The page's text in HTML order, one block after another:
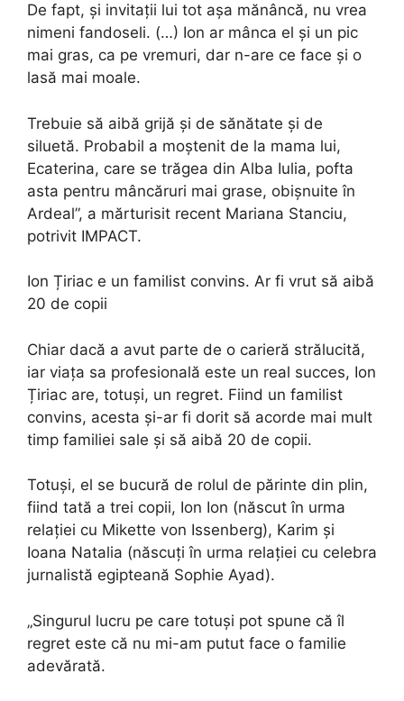
De fapt, şi invitaţii lui tot aşa mănâncă, nu vrea
nimeni fandoseli. (…) Ion ar mânca el şi un pic
mai gras, ca pe vremuri, dar n-are ce face şi o
lasă mai moale.
Trebuie să aibă grijă şi de sănătate şi de
siluetă. Probabil a moştenit de la mama lui,
Ecaterina, care se trăgea din Alba Iulia, pofta
asta pentru mâncăruri mai grase, obişnuite în
Ardeal”, a mărturisit recent Mariana Stanciu,
potrivit IMPACT.
Ion Țiriac e un familist convins. Ar fi vrut să aibă
20 de copii
Chiar dacă a avut parte de o carieră strălucită,
iar viața sa profesională este un real succes, Ion
Țiriac are, totuși, un regret. Fiind un familist
convins, acesta și-ar fi dorit să acorde mai mult
timp familiei sale și să aibă 20 de copii.
Totuși, el se bucură de rolul de părinte din plin,
fiind tată a trei copii, Ion Ion (născut în urma
relației cu Mikette von Issenberg), Karim și
Ioana Natalia (născuți în urma relației cu celebra
jurnalistă egipteană Sophie Ayad).
„Singurul lucru pe care totuși pot spune că îl
regret este că nu mi-am putut face o familie
adevărată.